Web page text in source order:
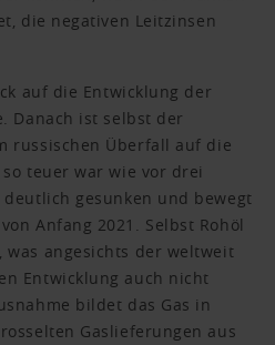
die negativen Leitzinsen
auf die Entwicklung der
Danach ist selbst der
russischen Überfall auf die
teuer war wie vor drei
gesunken und bewegt
Anfang 2021. Selbst Rohöl
was angesichts der weltweit
Entwicklung auch nicht
bildet das Gas in
Gaslieferungen aus